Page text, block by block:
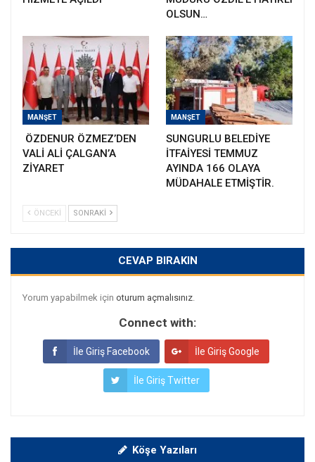
OLSUN…
MANŞET
ÖZDENUR ÖZMEZ’DEN
VALİ ALİ ÇALGAN’A
ZİYARET
MANŞET
SUNGURLU BELEDİYE
İTFAİYESİ TEMMUZ
AYINDA 166 OLAYA
MÜDAHALE ETMİŞTİR.
ÖNCEKI SONRAKI
CEVAP BIRAKIN
Yorum yapabilmek için oturum açmalısınız
Connect with:
İle Giriş Facebook İle Giriş Google
İle Giriş Twitter
Köşe Yazıları